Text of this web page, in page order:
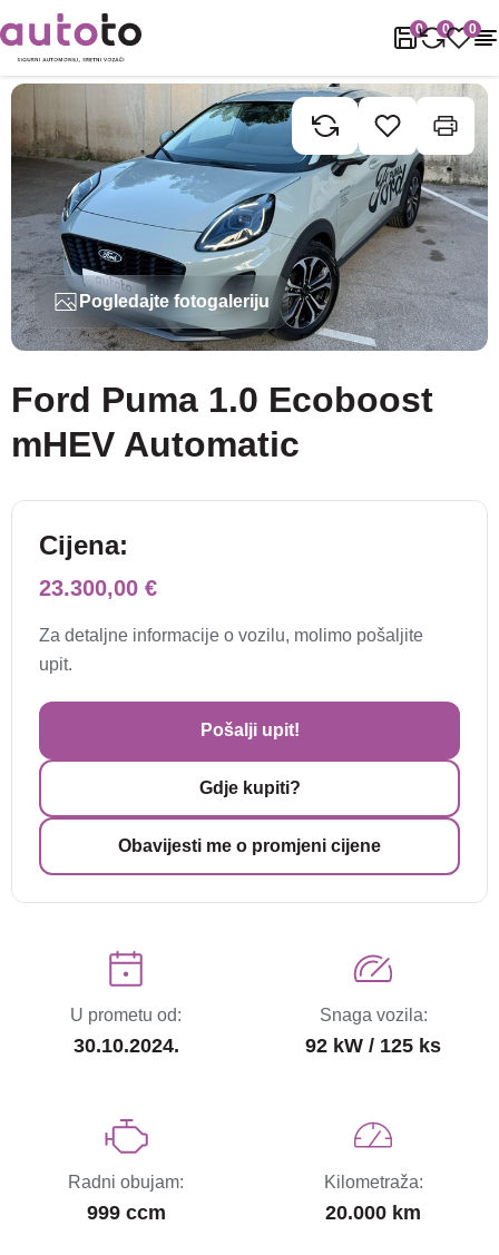
0 0 0
Naslovnica Rabljena vozila Ford Puma 1.0
Pogledajte fotogaleriju
Ford Puma 1.0 Ecoboost
mHEV Automatic
Cijena:
23.300,00 €
Za detaljne informacije o vozilu, molimo pošaljite
upit.
Pošalji upit!
Gdje kupiti?
Obavijesti me o promjeni cijene
U prometu od:
30.10.2024.
Snaga vozila:
92 kW / 125 ks
Radni obujam:
999 ccm
Kilometraža:
20.000 km